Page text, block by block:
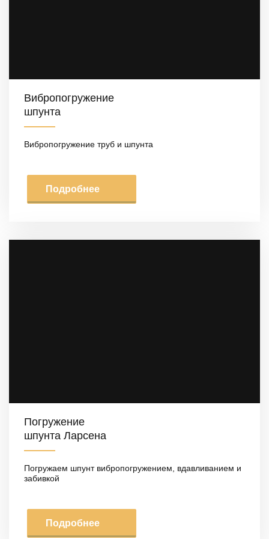
Вибропогружение
шпунта
Вибропогружение труб и шпунта
Подробнее
Погружение
шпунта Ларсена
Погружаем шпунт вибропогружением, вдавливанием и
забивкой
Подробнее